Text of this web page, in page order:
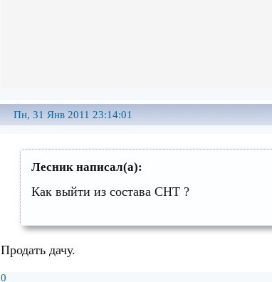
Пн, 31 Янв 2011 23:14:01
Лесник написал(а):
Как выйти из состава СНТ ?
Продать дачу.
0